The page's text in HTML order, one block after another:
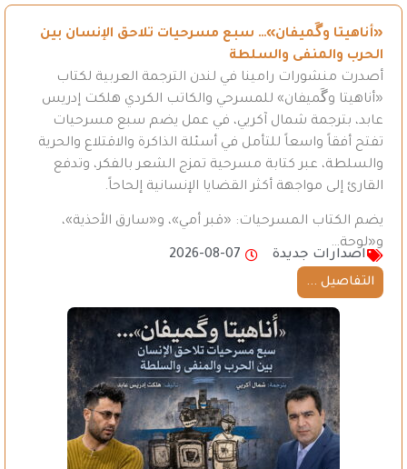
«أناهيتا وگَميفان»… سبع مسرحيات تلاحق الإنسان بين
الحرب والمنفى والسلطة
أصدرت منشورات رامينا في لندن الترجمة العربية لكتاب
«أناهيتا وگَميفان» للمسرحي والكاتب الكردي هلكت إدريس
عابد، بترجمة شمال آكريي، في عمل يضم سبع مسرحيات
تفتح أفقاً واسعاً للتأمل في أسئلة الذاكرة والاقتلاع والحرية
والسلطة، عبر كتابة مسرحية تمزج الشعر بالفكر، وتدفع
القارئ إلى مواجهة أكثر القضايا الإنسانية إلحاحاً.
يضم الكتاب المسرحيات: «قبر أمي»، و«سارق الأحذية»،
و«لوحة…
اصدارات جديدة
2026-08-07
التفاصيل ...